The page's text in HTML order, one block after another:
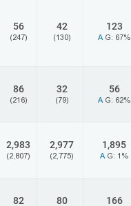
56
(247)
42
(130)
123
A G: 67%
86
(216)
32
(79)
56
A G: 62%
2,983
(2,807)
2,977
(2,775)
1,895
A G: 1%
82 80 166